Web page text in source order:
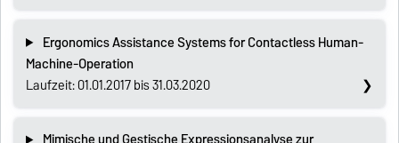
Ergonomics Assistance Systems for Contactless Human-
Machine-Operation
Laufzeit: 01.01.2017 bis 31.03.2020